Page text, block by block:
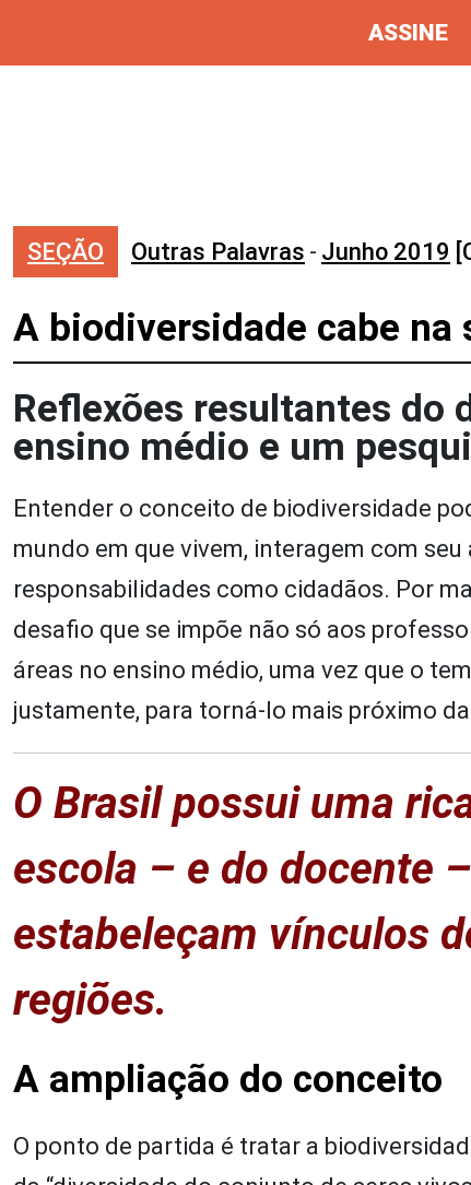
ASSINE
SEÇÃO Outras Palavras - Junho 2019
A biodiversidade cabe na
Reflexões resultantes do
ensino médio e um
Entender o conceito de biodiversidade
mundo em que vivem, interagem com
responsabilidades como cidadãos. Por
desafio que se impõe não só aos
áreas no ensino médio, uma vez que o
justamente, para torná-lo mais próximo
O Brasil possui uma
escola – e do docente
estabeleçam vínculos
regiões.
A ampliação do conceito
O ponto de partida é tratar a